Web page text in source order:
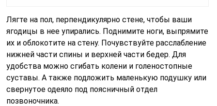
Лягте на пол, перпендикулярно стене, чтобы ваши
ягодицы в нее упирались. Поднимите ноги, выпрямите
их и облокотите на стену. Почувствуйте расслабление
нижней части спины и верхней части бедер. Для
удобства можно сгибать колени и голеностопные
суставы. А также подложить маленькую подушку или
свернутое одеяло под поясничный отдел
позвоночника.